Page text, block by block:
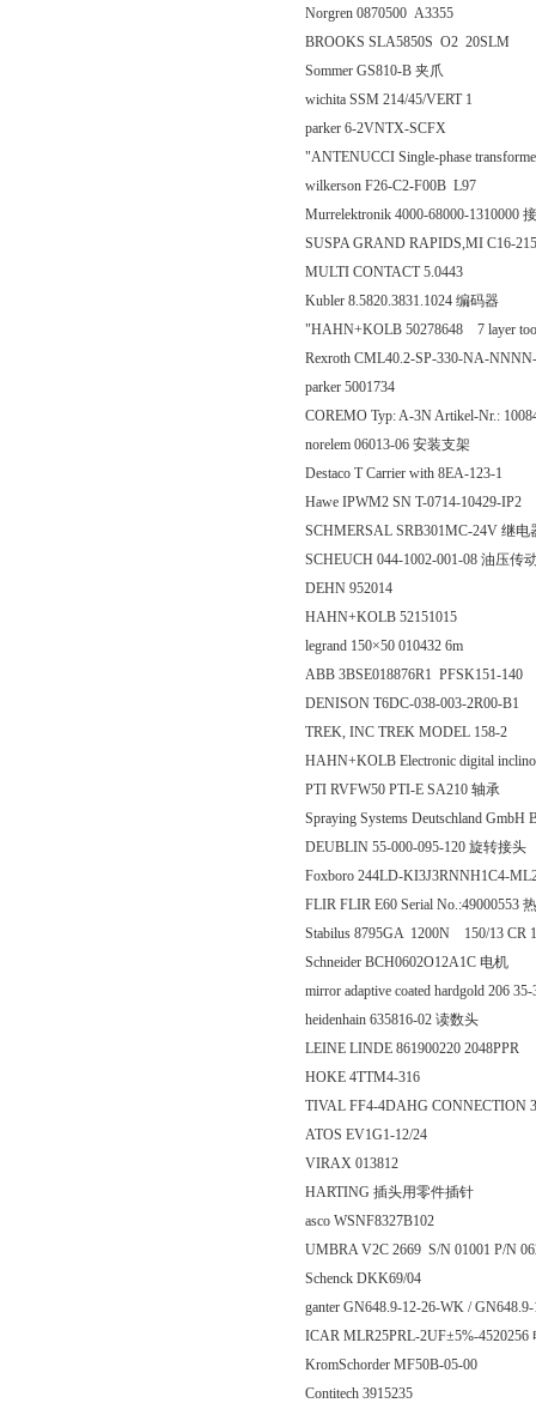
Norgren 0870500 A3355
BROOKS SLA5850S O2 20SLM
Sommer GS810-B 夹爪
wichita SSM 214/45/VERT 1
parker 6-2VNTX-SCFX
"ANTENUCCI Single-phase
wilkerson F26-C2-F00B L97
Murrelektronik 4000-68000-1310000
SUSPA GRAND RAPIDS,MI C16-
MULTI CONTACT 5.0443
Kubler 8.5820.3831.1024 编码器
"HAHN+KOLB 50278648 7 layer
Rexroth CML40.2-SP-330-NA-
parker 5001734
COREMO Typ: A-3N Artikel-Nr.:
norelem 06013-06 安装支架
Destaco T Carrier with 8EA-123-1
Hawe IPWM2 SN T-0714-10429-IP2
SCHMERSAL SRB301MC-24V 继电
SCHEUCH 044-1002-001-08 油压传
DEHN 952014
HAHN+KOLB 52151015
legrand 150×50 010432 6m
ABB 3BSE018876R1 PFSK151-140
DENISON T6DC-038-003-2R00-B1
TREK, INC TREK MODEL 158-2
HAHN+KOLB Electronic digital
PTI RVFW50 PTI-E SA210 轴承
Spraying Systems Deutschland GmbH
DEUBLIN 55-000-095-120 旋转接头
Foxboro 244LD-KI3J3RNNH1C4-
FLIR FLIR E60 Serial No.:49000553
Stabilus 8795GA 1200N 150/13 CR
Schneider BCH0602O12A1C 电机
mirror adaptive coated hardgold 206
heidenhain 635816-02 读数头
LEINE LINDE 861900220 2048PPR
HOKE 4TTM4-316
TIVAL FF4-4DAHG CONNECTION
ATOS EV1G1-12/24
VIRAX 013812
HARTING 插头用零件插针
asco WSNF8327B102
UMBRA V2C 2669 S/N 01001 P/N
Schenck DKK69/04
ganter GN648.9-12-26-WK /
ICAR MLR25PRL-2UF±5%-4520256
KromSchorder MF50B-05-00
Contitech 3915235